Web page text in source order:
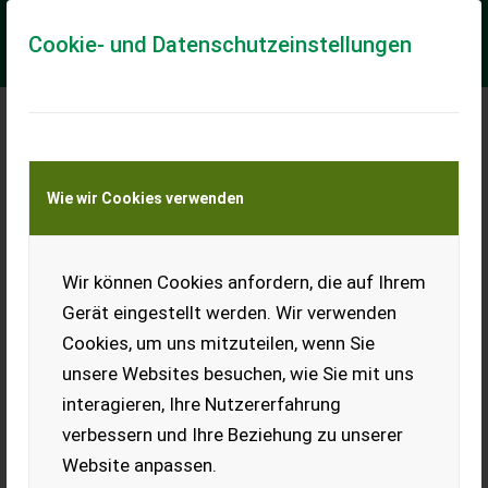
Cookie- und Datenschutzeinstellungen
Wie wir Cookies verwenden
Wir können Cookies anfordern, die auf Ihrem
Gerät eingestellt werden. Wir verwenden
Cookies, um uns mitzuteilen, wenn Sie
unsere Websites besuchen, wie Sie mit uns
interagieren, Ihre Nutzererfahrung
verbessern und Ihre Beziehung zu unserer
Website anpassen.
Sonstige Anhänger für Obstbau / Orchard
Höhe: 1620 mm Abmessungen der Ladeki...
EUR 21.384 inkl. 23 % MwSt.